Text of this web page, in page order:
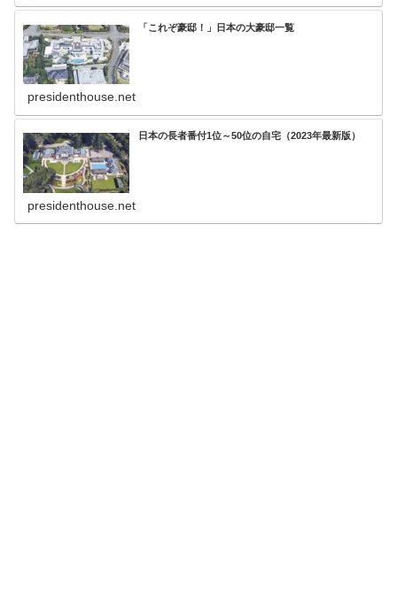
「これぞ豪邸！」日本の大豪邸一覧
presidenthouse.net
日本の長者番付1位～50位の自宅（2023年最新版）
presidenthouse.net